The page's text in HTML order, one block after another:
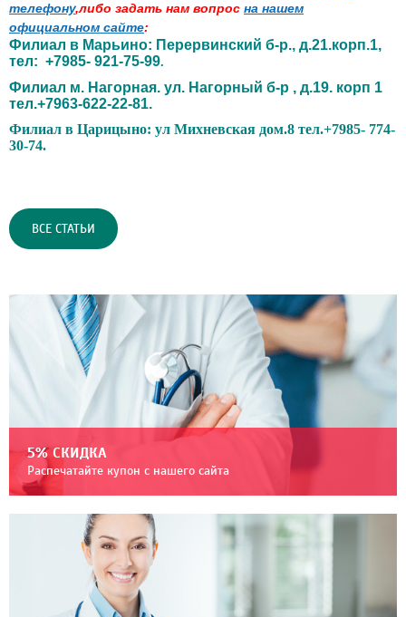
телефону,либо задать нам вопрос на нашем
официальном сайте:
Филиал в Марьино: Перервинский б-р., д.21.корп.1,
тел: +7985- 921-75-99.
Филиал м. Нагорная. ул. Нагорный б-р , д.19. корп 1
тел.+7963-622-22-81.
Филиал в Царицыно: ул Михневская дом.8 тел.+7985- 774-
30-74.
ВСЕ СТАТЬИ
5% СКИДКА
Распечатайте купон с нашего сайта